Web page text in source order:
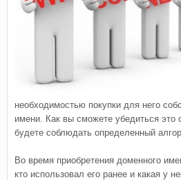
необходимостью покупки для него
имени. Как вы сможете убедиться
будете соблюдать определенный
Во время приобретения доменного
кто использовал его ранее и какая у